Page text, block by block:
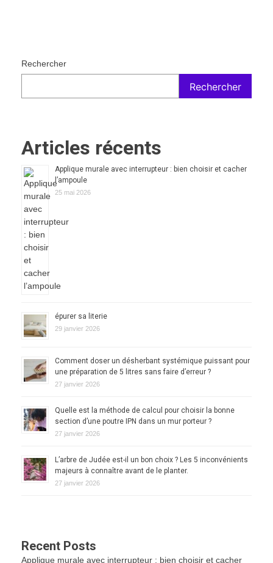
Rechercher
Rechercher
Articles récents
Applique murale avec interrupteur : bien choisir et cacher
l’ampoule
25 mai 2026
épurer sa literie
29 janvier 2026
Comment doser un désherbant systémique puissant pour
une préparation de 5 litres sans faire d’erreur ?
27 janvier 2026
Quelle est la méthode de calcul pour choisir la bonne
section d’une poutre IPN dans un mur porteur ?
27 janvier 2026
L’arbre de Judée est-il un bon choix ? Les 5 inconvénients
majeurs à connaître avant de le planter.
27 janvier 2026
Recent Posts
Applique murale avec interrupteur : bien choisir et cacher